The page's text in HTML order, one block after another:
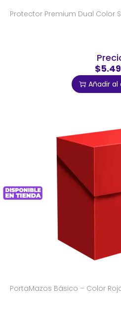
Protector Premium Dual Color
Añadir al
PortaMazos Básico – Color